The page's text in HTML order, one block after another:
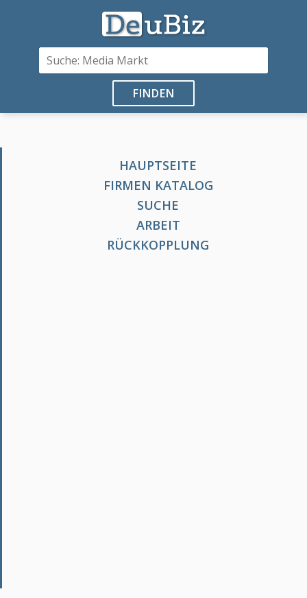
FINDEN
HAUPTSEITE
FIRMEN KATALOG
SUCHE
ARBEIT
RÜCKKOPPLUNG